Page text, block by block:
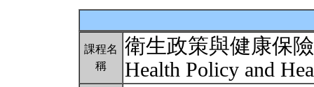
課程名
稱
衛生政策與健康保險
Health Policy and